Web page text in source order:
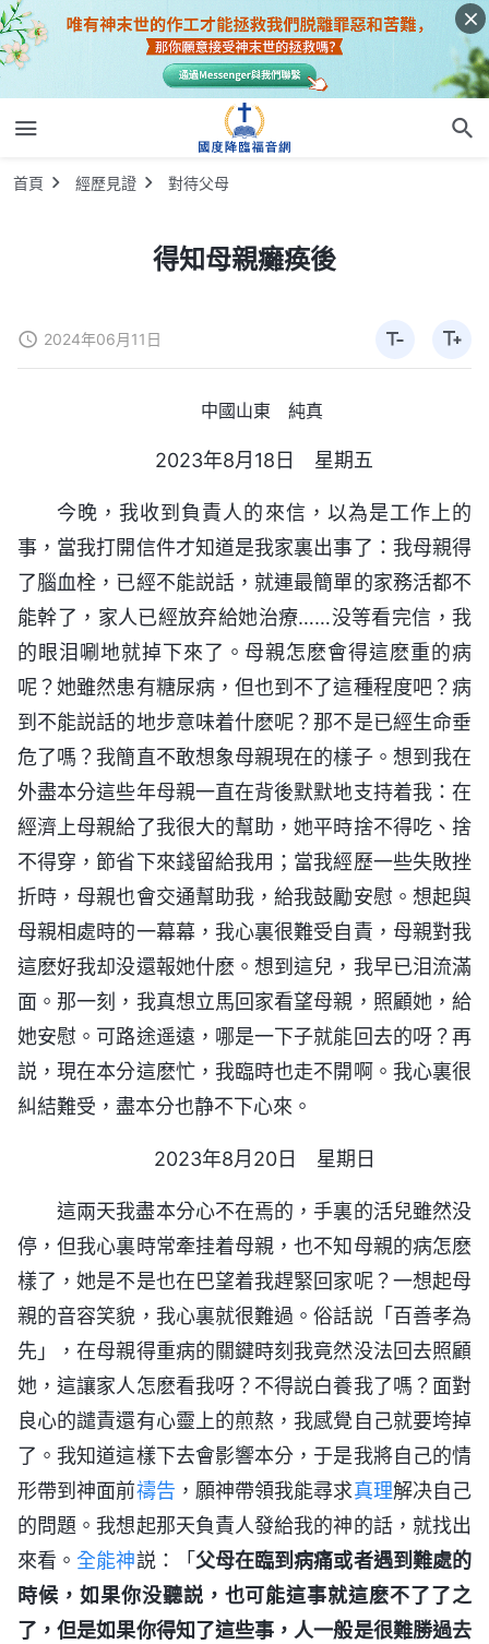
首頁 經歷見證 對待父母
得知母親癱痪後
2024年06月11日
中國山東 純真
2023年8月18日 星期五
今晚，我收到負責人的來信，以為是工作上的
事，當我打開信件才知道是我家裏出事了：我母親得
了腦血栓，已經不能説話，就連最簡單的家務活都不
能幹了，家人已經放弃給她治療……没等看完信，我
的眼泪唰地就掉下來了。母親怎麽會得這麽重的病
呢？她雖然患有糖尿病，但也到不了這種程度吧？病
到不能説話的地步意味着什麽呢？那不是已經生命垂
危了嗎？我簡直不敢想象母親現在的樣子。想到我在
外盡本分這些年母親一直在背後默默地支持着我：在
經濟上母親給了我很大的幫助，她平時捨不得吃、捨
不得穿，節省下來錢留給我用；當我經歷一些失敗挫
折時，母親也會交通幫助我，給我鼓勵安慰。想起與
母親相處時的一幕幕，我心裏很難受自責，母親對我
這麽好我却没還報她什麽。想到這兒，我早已泪流滿
面。那一刻，我真想立馬回家看望母親，照顧她，給
她安慰。可路途遥遠，哪是一下子就能回去的呀？再
説，現在本分這麽忙，我臨時也走不開啊。我心裏很
糾結難受，盡本分也静不下心來。
2023年8月20日 星期日
這兩天我盡本分心不在焉的，手裏的活兒雖然没
停，但我心裏時常牽挂着母親，也不知母親的病怎麽
樣了，她是不是也在巴望着我趕緊回家呢？一想起母
親的音容笑貌，我心裏就很難過。俗話説「百善孝為
先」，在母親得重病的關鍵時刻我竟然没法回去照顧
她，這讓家人怎麽看我呀？不得説白養我了嗎？面對
良心的譴責還有心靈上的煎熬，我感覺自己就要垮掉
了。我知道這樣下去會影響本分，于是我將自己的情
形帶到神面前禱告 ，願神帶領我能尋求真理解决自己
的問題。我想起那天負責人發給我的神的話，就找出
來看。全能神説：「父母在臨到病痛或者遇到難處的
時候，如果你没聽説，也可能這事就這麽不了了之
了，但是如果你得知了這些事，人一般是很難勝過去